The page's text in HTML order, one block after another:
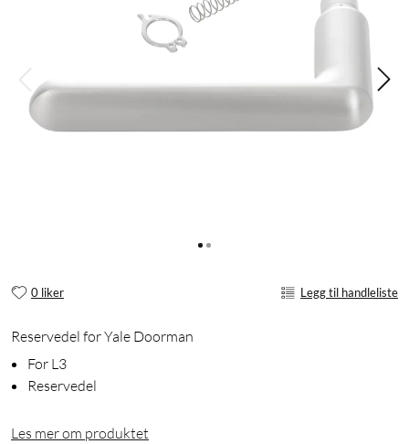
0 liker Legg til handleliste
Reservedel for Yale Doorman
For L3
Reservedel
Les mer om produktet